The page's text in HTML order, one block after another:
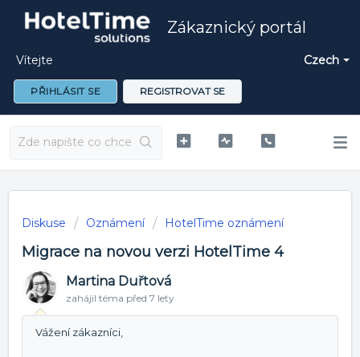
Zákaznický portál
Czech
Vítejte
PŘIHLÁSIT SE REGISTROVAT SE
Diskuse Oznámení HotelTime oznámení
Migrace na novou verzi HotelTime 4
Martina Duřtová
zahájil téma před 7 lety
Vážení zákazníci,